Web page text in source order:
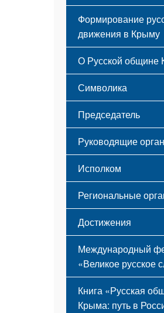
Формирование
движения в Крыму
Русский Крым
О Русской общине
Этапы
Принципы
Структура
Мероприятия
Символика
Флаг
Герб
Гимн
Председатель
Руководящие
Исполком
Региональные
Достижения
Международный
«Великое русское
Книга «Русская
Крыма: путь в